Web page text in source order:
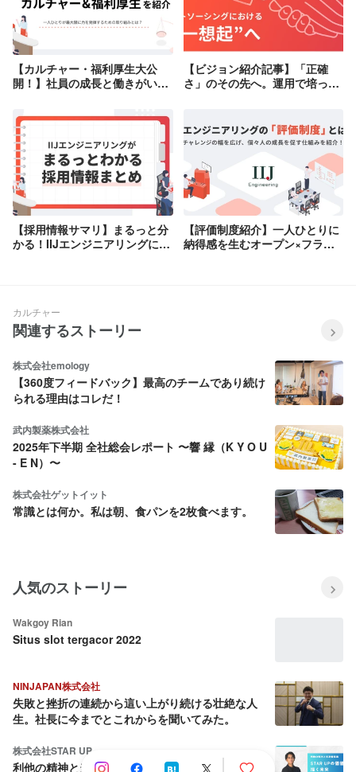
【カルチャー・福利厚生大公
開！】社員の成長と働きがいを
制度・文化とは？
【ビジョン紹介記事】「正確
さ」のその先へ。運用で培った
グの新たな形
【採用情報サマリ】まるっと分
かる！IIJエンジニアリングに興
【評価制度紹介】一人ひとりに
納得感を生むオープン×フラッ
カルチャー
関連するストーリー
株式会社emology
【360度フィードバック】最高のチームであり続け
られる理由はコレだ！
武内製薬株式会社
2025年下半期 全社総会レポート 〜響 縁（K Y O U
- E N）〜
株式会社ゲットイット
常識とは何か。私は朝、食パンを2枚食べます。
人気のストーリー
Wakgoy Rian
Situs slot tergacor 2022
NINJAPAN株式会社
失敗と挫折の連続から這い上がり続ける壮絶な人
生。社長に今までとこれからを聞いてみた。
株式会社STAR UP
利他の精神と当事者意識：CPO池田八輝が語る